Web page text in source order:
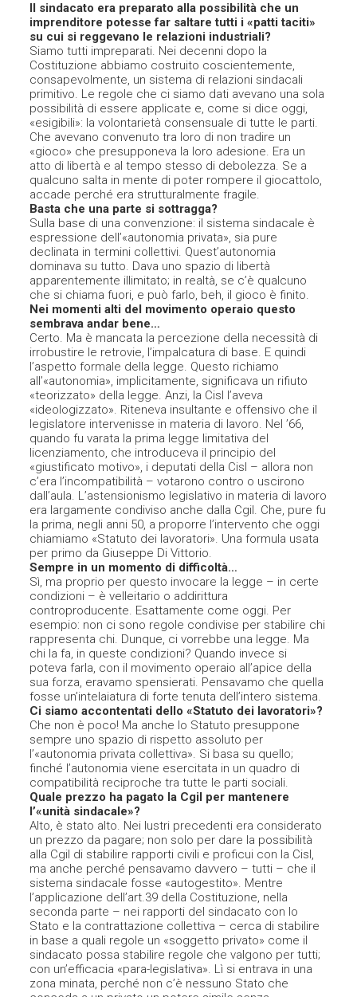
Il sindacato era preparato alla possibilità che un
imprenditore potesse far saltare tutti i «patti taciti»
su cui si reggevano le relazioni industriali?
Siamo tutti impreparati. Nei decenni dopo la
Costituzione abbiamo costruito coscientemente,
consapevolmente, un sistema di relazioni sindacali
primitivo. Le regole che ci siamo dati avevano una sola
possibilità di essere applicate e, come si dice oggi,
«esigibili»: la volontarietà consensuale di tutte le parti.
Che avevano convenuto tra loro di non tradire un
«gioco» che presupponeva la loro adesione. Era un
atto di libertà e al tempo stesso di debolezza. Se a
qualcuno salta in mente di poter rompere il giocattolo,
accade perché era strutturalmente fragile.
Basta che una parte si sottragga?
Sulla base di una convenzione: il sistema sindacale è
espressione dell’«autonomia privata», sia pure
declinata in termini collettivi. Quest’autonomia
dominava su tutto. Dava uno spazio di libertà
apparentemente illimitato; in realtà, se c’è qualcuno
che si chiama fuori, e può farlo, beh, il gioco è finito.
Nei momenti alti del movimento operaio questo
sembrava andar bene…
Certo. Ma è mancata la percezione della necessità di
irrobustire le retrovie, l’impalcatura di base. E quindi
l’aspetto formale della legge. Questo richiamo
all’«autonomia», implicitamente, significava un rifiuto
«teorizzato» della legge. Anzi, la Cisl l’aveva
«ideologizzato». Riteneva insultante e offensivo che il
legislatore intervenisse in materia di lavoro. Nel ’66,
quando fu varata la prima legge limitativa del
licenziamento, che introduceva il principio del
«giustificato motivo», i deputati della Cisl – allora non
c’era l’incompatibilità – votarono contro o uscirono
dall’aula. L’astensionismo legislativo in materia di lavoro
era largamente condiviso anche dalla Cgil. Che, pure fu
la prima, negli anni 50, a proporre l’intervento che oggi
chiamiamo «Statuto dei lavoratori». Una formula usata
per primo da Giuseppe Di Vittorio.
Sempre in un momento di difficoltà…
Sì, ma proprio per questo invocare la legge – in certe
condizioni – è velleitario o addirittura
controproducente. Esattamente come oggi. Per
esempio: non ci sono regole condivise per stabilire chi
rappresenta chi. Dunque, ci vorrebbe una legge. Ma
chi la fa, in queste condizioni? Quando invece si
poteva farla, con il movimento operaio all’apice della
sua forza, eravamo spensierati. Pensavamo che quella
fosse un’intelaiatura di forte tenuta dell’intero sistema.
Ci siamo accontentati dello «Statuto dei lavoratori»?
Che non è poco! Ma anche lo Statuto presuppone
sempre uno spazio di rispetto assoluto per
l’«autonomia privata collettiva». Si basa su quello;
finché l’autonomia viene esercitata in un quadro di
compatibilità reciproche tra tutte le parti sociali.
Quale prezzo ha pagato la Cgil per mantenere
l’«unità sindacale»?
Alto, è stato alto. Nei lustri precedenti era considerato
un prezzo da pagare; non solo per dare la possibilità
alla Cgil di stabilire rapporti civili e proficui con la Cisl,
ma anche perché pensavamo davvero – tutti – che il
sistema sindacale fosse «autogestito». Mentre
l’applicazione dell’art.39 della Costituzione, nella
seconda parte – nei rapporti del sindacato con lo
Stato e la contrattazione collettiva – cerca di stabilire
in base a quali regole un «soggetto privato» come il
sindacato possa stabilire regole che valgono per tutti;
con un’efficacia «para-legislativa». Lì si entrava in una
zona minata, perché non c’è nessuno Stato che